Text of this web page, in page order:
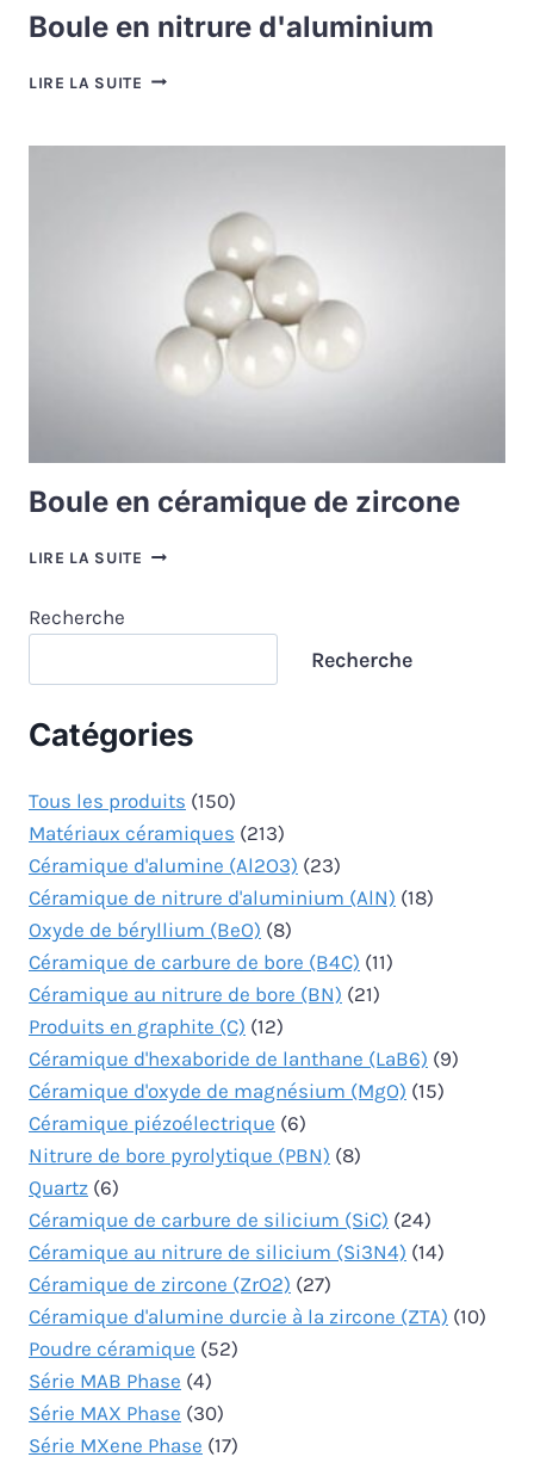
Boule en nitrure d'aluminium
LIRE LA SUITE BOULE
D'ALUMINIUM
Boule en céramique de zircone
LIRE LA SUITE BOULE
Recherche
Recherche
Catégories
Tous les produits (150)
Matériaux céramiques (213)
Céramique d'alumine (Al2O3) (23)
Céramique de nitrure d'aluminium (AlN) (18)
Oxyde de béryllium (BeO) (8)
Céramique de carbure de bore (B4C) (11)
Céramique au nitrure de bore (BN) (21)
Produits en graphite (C) (12)
Céramique d'hexaboride de lanthane (LaB6) (9)
Céramique d'oxyde de magnésium (MgO) (15)
Céramique piézoélectrique (6)
Nitrure de bore pyrolytique (PBN) (8)
Quartz (6)
Céramique de carbure de silicium (SiC) (24)
Céramique au nitrure de silicium (Si3N4) (14)
Céramique de zircone (ZrO2) (27)
Céramique d'alumine durcie à la zircone (ZTA) (10)
Poudre céramique (52)
Série MAB Phase (4)
Série MAX Phase (30)
Série MXene Phase (17)